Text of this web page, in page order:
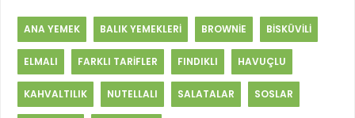
ANA YEMEK BALIK YEMEKLERİ BROWNİE BİSKÜVİLİ
ELMALI FARKLI TARİFLER FINDIKLI HAVUÇLU
KAHVALTILIK NUTELLALI SALATALAR SOSLAR